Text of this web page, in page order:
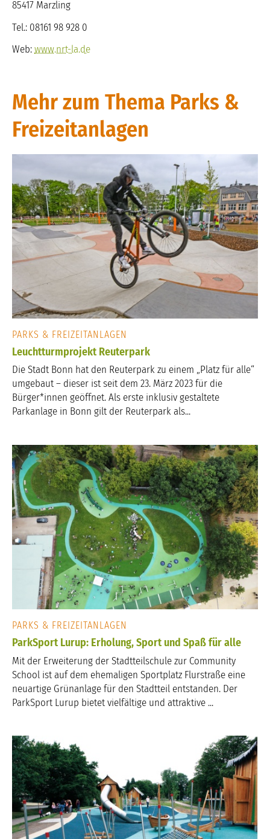
85417 Marzling
Tel.: 08161 98 928 0
Web:www.nrt-la.de
Mehr zum Thema Parks &
Freizeitanlagen
PARKS & FREIZEITANLAGEN
Leuchtturmprojekt Reuterpark
Die Stadt Bonn hat den Reuterpark zu einem „Platz für alle“
umgebaut – dieser ist seit dem 23. März 2023 für die
Bürger*innen geöffnet. Als erste inklusiv gestaltete
Parkanlage in Bonn gilt der Reuterpark als...
PARKS & FREIZEITANLAGEN
ParkSport Lurup: Erholung, Sport und Spaß für alle
Mit der Erweiterung der Stadtteilschule zur Community
School ist auf dem ehemaligen Sportplatz Flurstraße eine
neuartige Grünanlage für den Stadtteil entstanden. Der
ParkSport Lurup bietet vielfältige und attraktive ...